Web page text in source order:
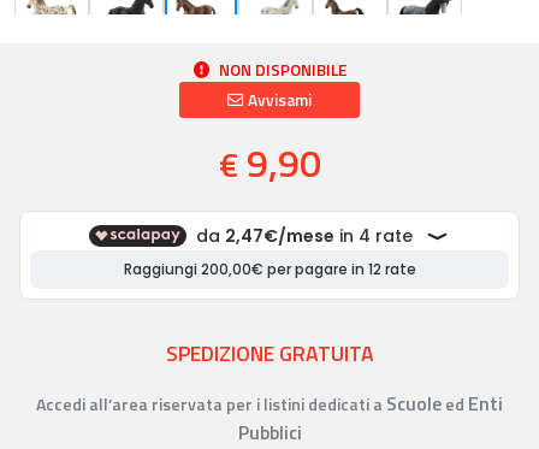
NON DISPONIBILE
Avvisami
€ 9,90
SPEDIZIONE GRATUITA
Accedi all’area riservata per i listini dedicati a Scuoleed Enti
Pubblici